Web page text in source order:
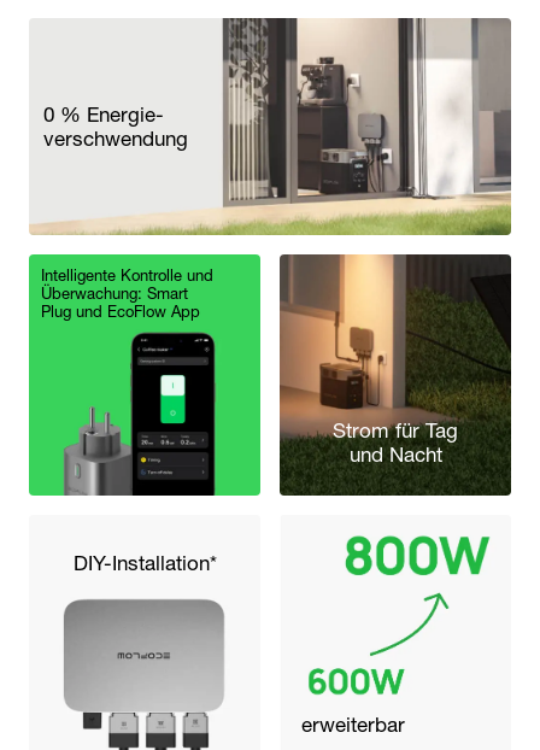
0 % Energie-
verschwendung
Intelligente Kontrolle und
Überwachung: Smart
Plug und EcoFlow App
Strom für Tag
und Nacht
DIY-Installation*
erweiterbar